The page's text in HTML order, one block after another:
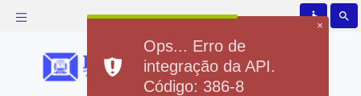
accessible search
×
Ops... Erro de
integração da API.
Código: 386-8